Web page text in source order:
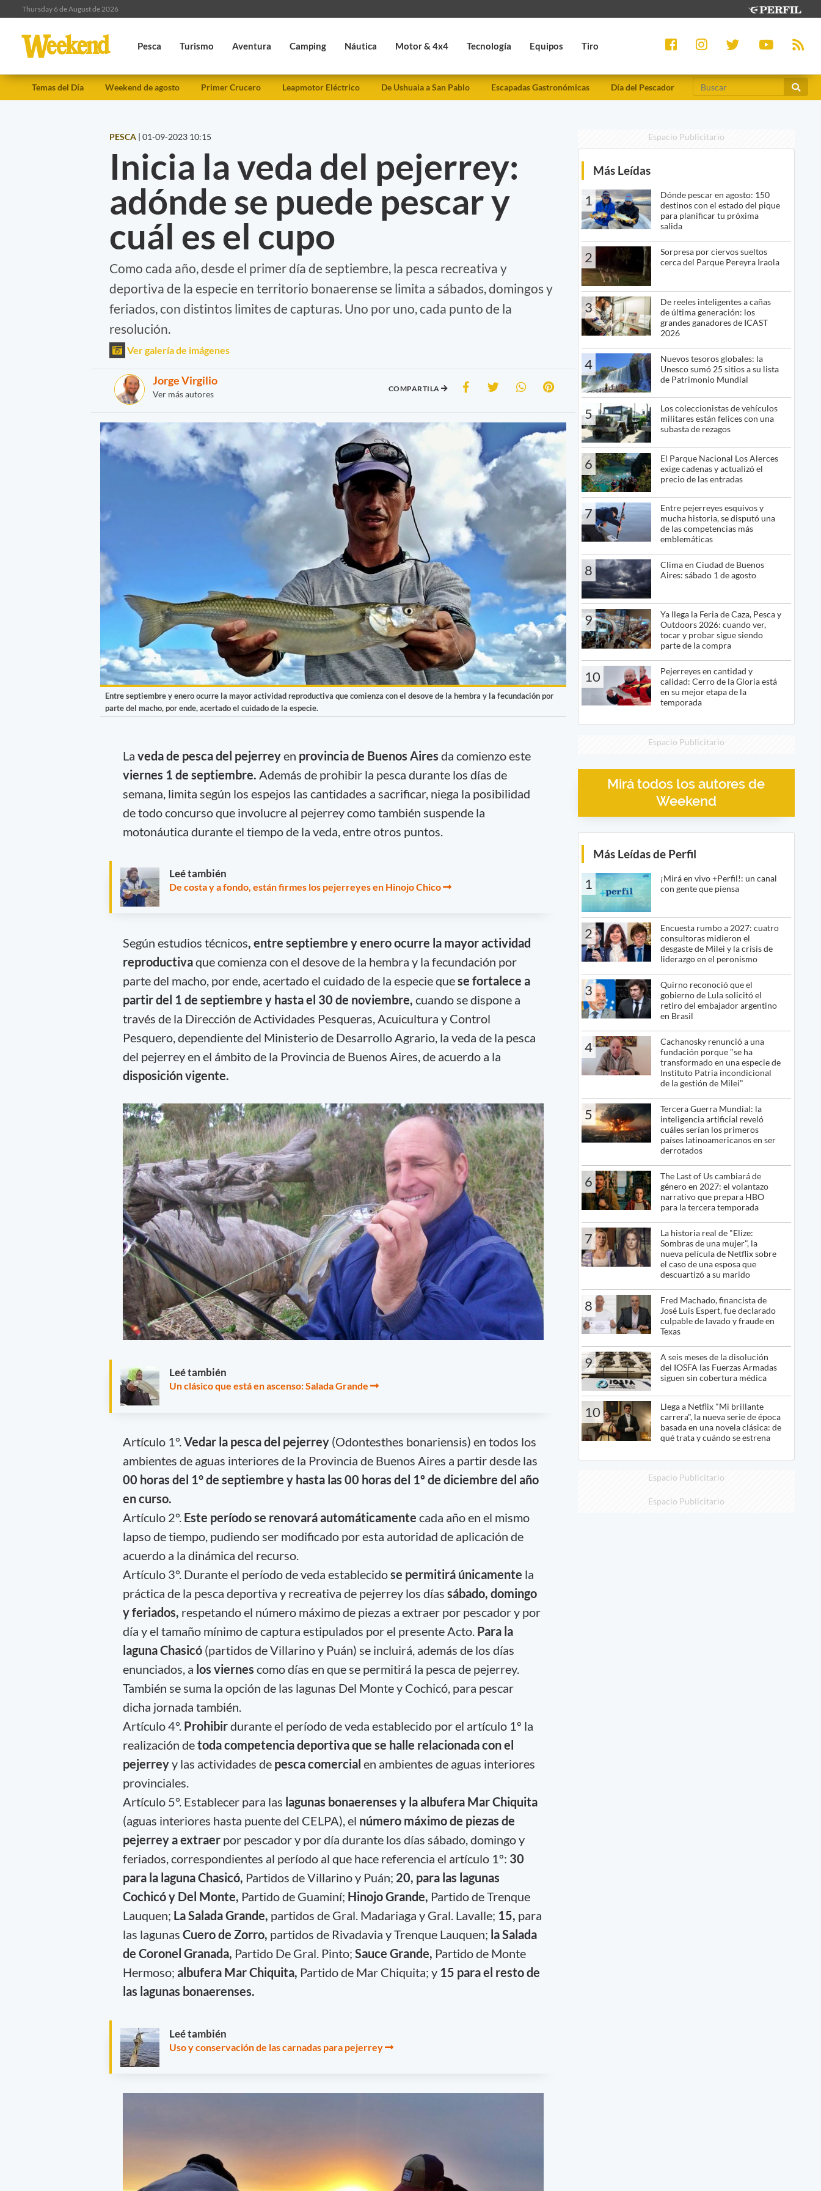
Thursday 6 de August de 2026
Pesca Turismo Aventura Camping Náutica Motor & 4x4 Tecnología Equipos Tiro
Temas del Día Weekend de agosto Primer Crucero Leapmotor Eléctrico De Ushuaia a San Pablo Escapadas Gastronómicas Día del Pescador
PESCA | 01-09-2023 10:15
Inicia la veda del pejerrey:
adónde se puede pescar y
cuál es el cupo
Como cada año, desde el primer día de septiembre, la pesca recreativa y
deportiva de la especie en territorio bonaerense se limita a sábados, domingos y
feriados, con distintos limites de capturas. Uno por uno, cada punto de la
resolución.
Ver galería de imágenes
Jorge Virgilio
Ver más autores
COMPARTILA
Entre septiembre y enero ocurre la mayor actividad reproductiva que comienza con el desove de la hembra y la fecundación por
parte del macho, por ende, acertado el cuidado de la especie.
La veda de pesca del pejerreyen provincia de Buenos Aires da comienzo este
viernes 1 de septiembre. Además de prohibir la pesca durante los días de
semana, limita según los espejos las cantidades a sacrificar, niega la posibilidad
de todo concurso que involucre al pejerrey como también suspende la
motonáutica durante el tiempo de la veda, entre otros puntos.
Leé también
De costa y a fondo, están firmes los pejerreyes en Hinojo Chico
Según estudios técnicos, entre septiembre y enero ocurre la mayor actividad
reproductivaque comienza con el desove de la hembra y la fecundación por
parte del macho, por ende, acertado el cuidado de la especie quese fortalece a
partir del 1 de septiembre y hasta el 30 de noviembre, cuando se dispone a
través de la Dirección de Actividades Pesqueras, Acuicultura y Control
Pesquero, dependiente del Ministerio de Desarrollo Agrario, la veda de la pesca
del pejerrey en el ámbito de la Provincia de Buenos Aires, de acuerdo a la
disposición vigente.
Leé también
Un clásico que está en ascenso: Salada Grande
Artículo 1°.Vedar la pesca del pejerrey (Odontesthes bonariensis) en todos los
ambientes de aguas interiores de la Provincia de Buenos Aires a partir desde las
00 horas del 1° de septiembre y hasta las 00 horas del 1º de diciembre del año
en curso.
Artículo 2°. Este período se renovará automáticamente cada año en el mismo
lapso de tiempo, pudiendo ser modificado por esta autoridad de aplicación de
acuerdo a la dinámica del recurso.
Artículo 3°. Durante el período de veda establecidose permitirá únicamente la
práctica de la pesca deportiva y recreativa de pejerrey los días sábado, domingo
y feriados, respetando el número máximo de piezas a extraer por pescador y por
día y el tamaño mínimo de captura estipulados por el presente Acto. Para la
laguna Chasicó(partidos de Villarino y Puán) se incluirá, además de los días
enunciados, a los viernes como días en que se permitirá la pesca de pejerrey.
También se suma la opción de las lagunas Del Monte y Cochicó, para pescar
dicha jornada también.
Artículo 4°. Prohibirdurante el período de veda establecido por el artículo 1º la
realización detoda competencia deportiva que se halle relacionada con el
pejerreyy las actividades de pesca comercial en ambientes de aguas interiores
provinciales.
Artículo 5°. Establecer para las lagunas bonaerenses y la albufera Mar Chiquita
(aguas interiores hasta puente del CELPA), el número máximo de piezas de
pejerrey a extraerpor pescador y por día durante los días sábado, domingo y
feriados, correspondientes al período al que hace referencia el artículo 1º: 30
para la laguna Chasicó, Partidos de Villarino y Puán; 20, para las lagunas
Cochicó y Del Monte, Partido de Guaminí; Hinojo Grande, Partido de Trenque
Lauquen; La Salada Grande, partidos de Gral. Madariaga y Gral. Lavalle; 15, para
las lagunas Cuero de Zorro, partidos de Rivadavia y Trenque Lauquen; la Salada
de Coronel Granada, Partido De Gral. Pinto; Sauce Grande, Partido de Monte
Hermoso; albufera Mar Chiquita, Partido de Mar Chiquita; y 15 para el resto de
las lagunas bonaerenses.
Leé también
Uso y conservación de las carnadas para pejerrey
Espacio Publicitario
Más Leídas
1
Dónde pescar en agosto: 150
destinos con el estado del pique
para planificar tu próxima
salida
2
Sorpresa por ciervos sueltos
cerca del Parque Pereyra Iraola
3
De reeles inteligentes a cañas
de última generación: los
grandes ganadores de ICAST
2026
4
Nuevos tesoros globales: la
Unesco sumó 25 sitios a su lista
de Patrimonio Mundial
5
Los coleccionistas de vehículos
militares están felices con una
subasta de rezagos
6
El Parque Nacional Los Alerces
exige cadenas y actualizó el
precio de las entradas
7
Entre pejerreyes esquivos y
mucha historia, se disputó una
de las competencias más
emblemáticas
8
Clima en Ciudad de Buenos
Aires: sábado 1 de agosto
9
Ya llega la Feria de Caza, Pesca y
Outdoors 2026: cuando ver,
tocar y probar sigue siendo
parte de la compra
10
Pejerreyes en cantidad y
calidad: Cerro de la Gloria está
en su mejor etapa de la
temporada
Espacio Publicitario
Mirá todos los autores de
Weekend
Más Leídas de Perfil
1
¡Mirá en vivo +Perfil!: un canal
con gente que piensa
2
Encuesta rumbo a 2027: cuatro
consultoras midieron el
desgaste de Milei y la crisis de
liderazgo en el peronismo
3
Quirno reconoció que el
gobierno de Lula solicitó el
retiro del embajador argentino
en Brasil
4
Cachanosky renunció a una
fundación porque "se ha
transformado en una especie de
Instituto Patria incondicional
de la gestión de Milei"
5
Tercera Guerra Mundial: la
inteligencia artificial reveló
cuáles serían los primeros
países latinoamericanos en ser
derrotados
6
The Last of Us cambiará de
género en 2027: el volantazo
narrativo que prepara HBO
para la tercera temporada
7
La historia real de "Elize:
Sombras de una mujer", la
nueva película de Netflix sobre
el caso de una esposa que
descuartizó a su marido
8
Fred Machado, financista de
José Luis Espert, fue declarado
culpable de lavado y fraude en
Texas
9
A seis meses de la disolución
del IOSFA las Fuerzas Armadas
siguen sin cobertura médica
10
Llega a Netflix "Mi brillante
carrera", la nueva serie de época
basada en una novela clásica: de
qué trata y cuándo se estrena
Espacio Publicitario
Espacio Publicitario